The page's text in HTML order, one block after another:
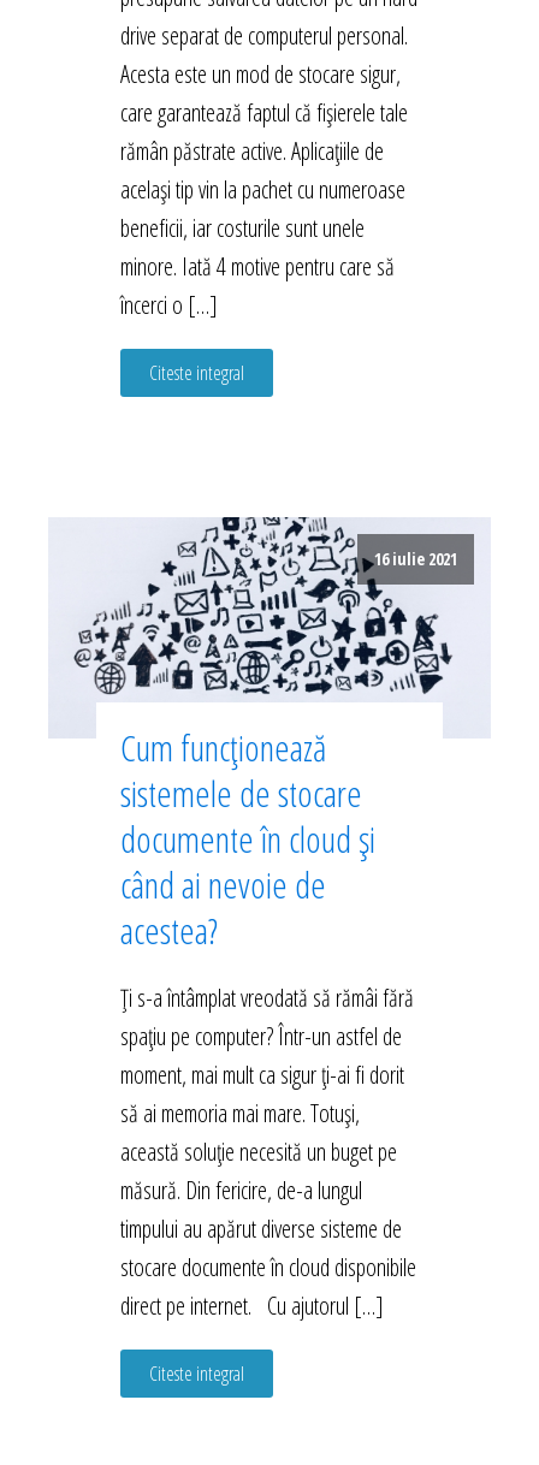
drive separat de computerul personal.
Acesta este un mod de stocare sigur,
care garantează faptul că fișierele tale
rămân păstrate active. Aplicațiile de
același tip vin la pachet cu numeroase
beneficii, iar costurile sunt unele
minore. Iată 4 motive pentru care să
încerci o […]
Citeste integral
16 iulie 2021
Cum funcționează
sistemele de stocare
documente în cloud și
când ai nevoie de
acestea?
Ți s-a întâmplat vreodată să rămâi fără
spațiu pe computer? Într-un astfel de
moment, mai mult ca sigur ți-ai fi dorit
să ai memoria mai mare. Totuși,
această soluție necesită un buget pe
măsură. Din fericire, de-a lungul
timpului au apărut diverse sisteme de
stocare documente în cloud disponibile
direct pe internet. Cu ajutorul […]
Citeste integral